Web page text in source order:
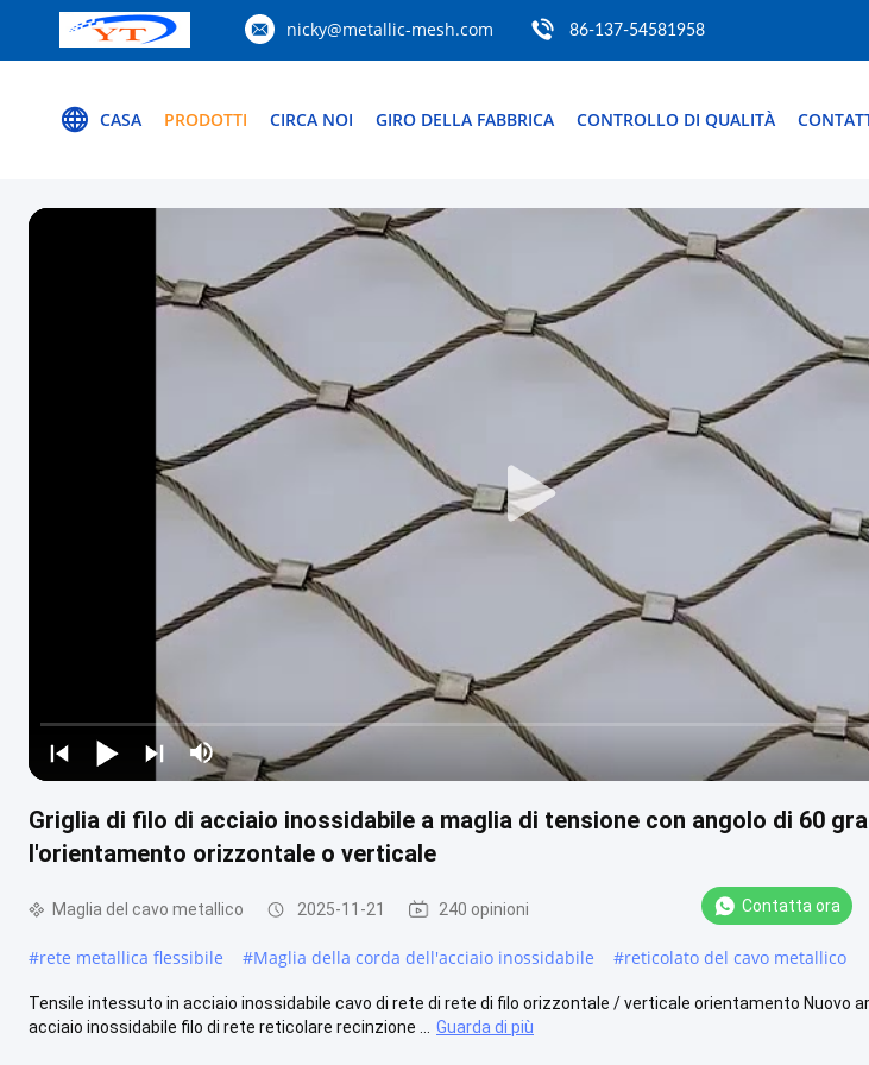
nicky@metallic-mesh.com 86-137-54581958
CASA PRODOTTI CIRCA NOI GIRO DELLA FABBRICA CONTROLLO DI QUALITÀ
Griglia di filo di acciaio inossidabile a maglia di tensione con angolo di 60
l'orientamento orizzontale o verticale
Maglia del cavo metallico 2025-11-21 240 opinioni Contatta ora
#rete metallica flessibile #Maglia della corda dell'acciaio inossidabile #reticolato del cavo metallico
Tensile intessuto in acciaio inossidabile cavo di rete di rete di filo orizzontale / verticale orientamento Nuovo
acciaio inossidabile filo di rete reticolare recinzione ...
Guarda di più